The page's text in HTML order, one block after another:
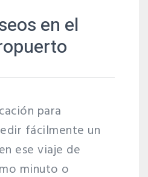
en el
para
fácilmente un
ese viaje de
minuto o